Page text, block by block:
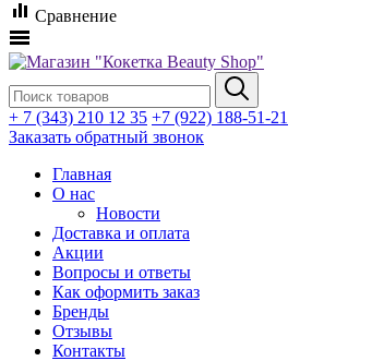
Сравнение
+ 7 (343) 210 12 35 +7 (922) 188-51-21
Заказать обратный звонок
Главная
О нас
Новости
Доставка и оплата
Акции
Вопросы и ответы
Как оформить заказ
Бренды
Отзывы
Контакты